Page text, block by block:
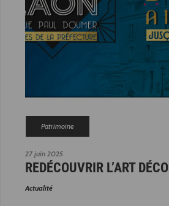
27 juin 2025
Patrimoine
REDÉCOUVRIR L’ART DÉCO
Actualité